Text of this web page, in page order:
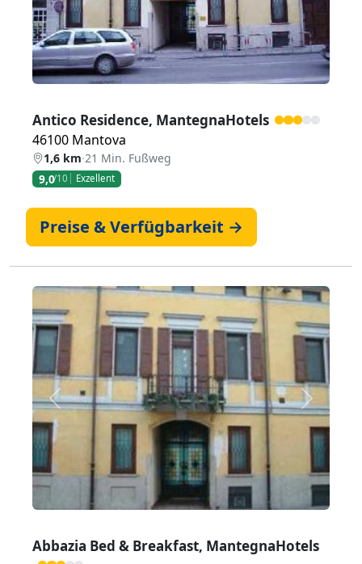
Antico Residence, MantegnaHotels
46100 Mantova
1,6 km·21 Min. Fußweg
9,0/10 Exzellent
Preise & Verfügbarkeit →
Zurück Weiter
Abbazia Bed & Breakfast, MantegnaHotels